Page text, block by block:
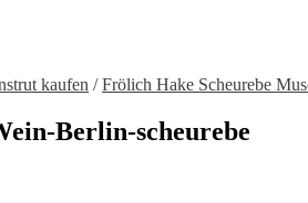
kaufen /Frölich Hake Scheurebe
Berlin-scheurebe